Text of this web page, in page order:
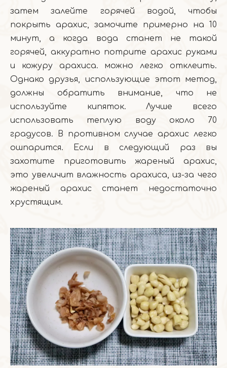
затем залейте горячей водой, чтобы
покрыть арахис, замочите примерно на 10
минут, а когда вода станет не такой
горячей, аккуратно потрите арахис руками
и кожуру арахиса. можно легко отклеить.
Однако друзья, использующие этот метод,
должны обратить внимание, что не
используйте кипяток. Лучше всего
использовать теплую воду около 70
градусов. В противном случае арахис легко
ошпарится. Если в следующий раз вы
захотите приготовить жареный арахис,
это увеличит влажность арахиса, из-за чего
жареный арахис станет недостаточно
хрустящим.